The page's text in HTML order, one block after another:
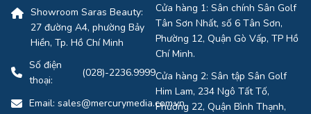
Showroom Saras Beauty:
27 đường A4, phường Bảy
Hiền, Tp. Hồ Chí Minh
Số điện
thoại:
(028)-2236.9999
Email: sales@mercurymedia.com.vn
Cửa hàng 1: Sân chính Sân Golf
Tân Sơn Nhất, số 6 Tân Sơn,
Phường 12, Quận Gò Vấp, TP Hồ
Chí Minh.
Cửa hàng 2: Sân tập Sân Golf
Him Lam, 234 Ngô Tất Tố,
Phường 22, Quận Bình Thạnh,